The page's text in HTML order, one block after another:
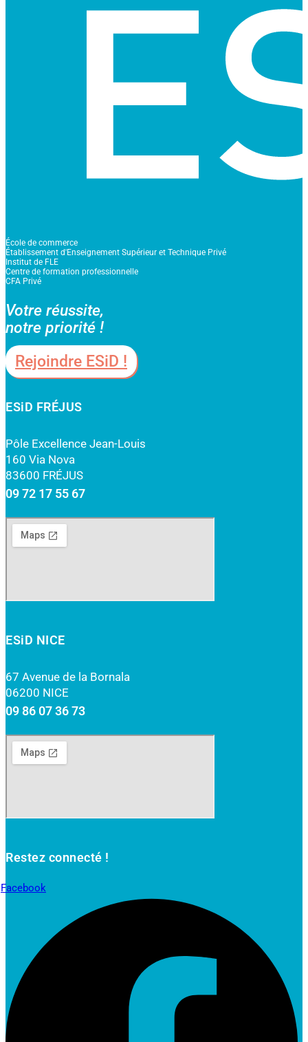
École de commerce
Établissement d'Enseignement Supérieur et Technique Privé
Institut de FLE
Centre de formation professionnelle
CFA Privé
Votre réussite,
notre priorité !
Rejoindre ESiD !
ESiD FRÉJUS
Pôle Excellence Jean-Louis
160 Via Nova
83600 FRÉJUS
09 72 17 55 67
ESiD NICE
67 Avenue de la Bornala
06200 NICE
09 86 07 36 73
Restez connecté !
Facebook